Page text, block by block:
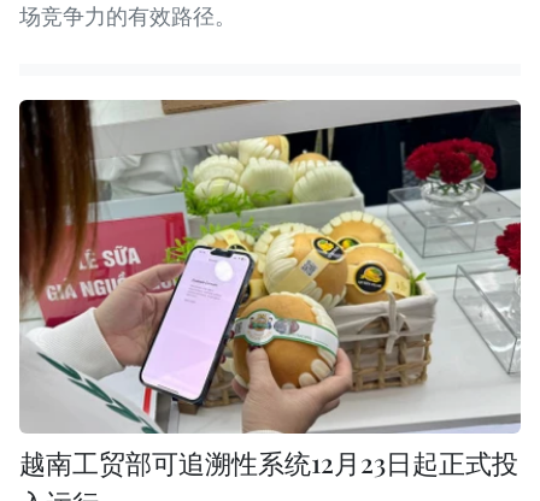
场竞争力的有效路径。
越南工贸部可追溯性系统12月23日起正式投